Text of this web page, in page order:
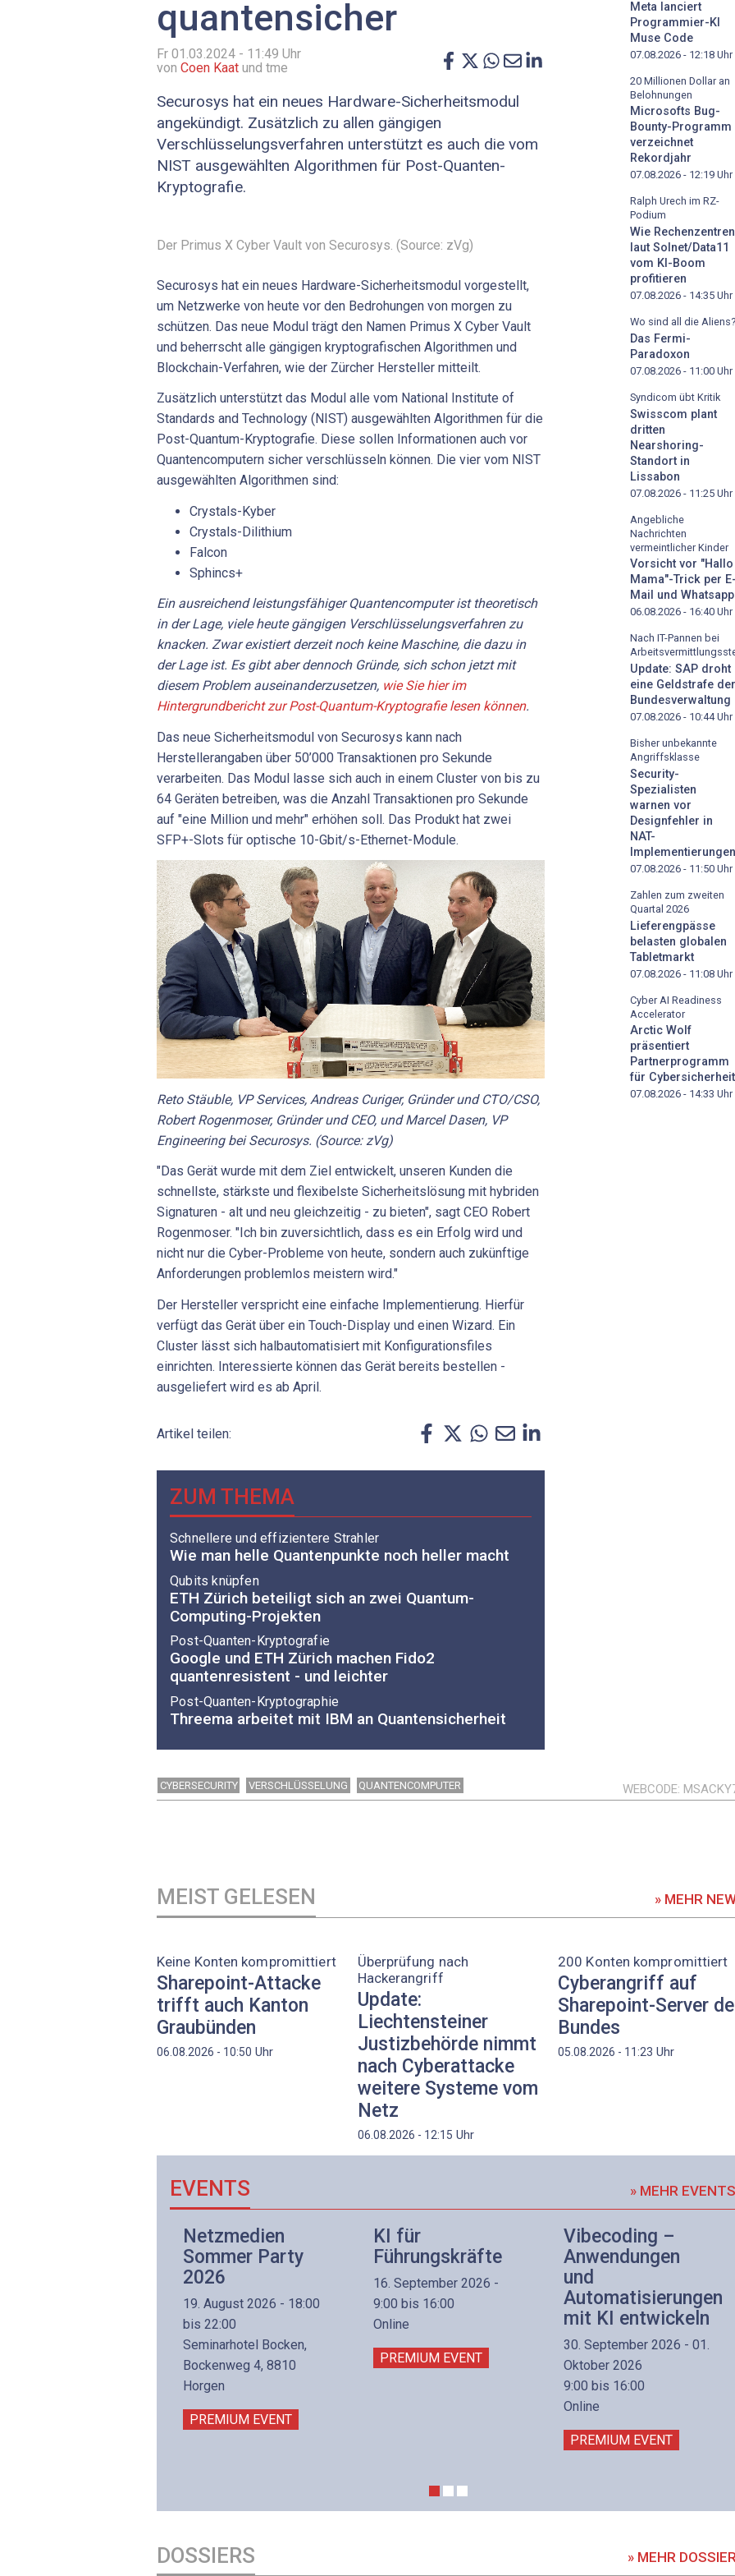
quantensicher
Fr 01.03.2024 - 11:49 Uhr
von Coen Kaat und tme
Securosys hat ein neues Hardware-Sicherheitsmodul
angekündigt. Zusätzlich zu allen gängigen
Verschlüsselungsverfahren unterstützt es auch die vom
NIST ausgewählten Algorithmen für Post-Quanten-
Kryptografie.
Der Primus X Cyber Vault von Securosys. (Source: zVg)
Securosys hat ein neues Hardware-Sicherheitsmodul vorgestellt,
um Netzwerke von heute vor den Bedrohungen von morgen zu
schützen. Das neue Modul trägt den Namen Primus X Cyber Vault
und beherrscht alle gängigen kryptografischen Algorithmen und
Blockchain-Verfahren, wie der Zürcher Hersteller mitteilt.
Zusätzlich unterstützt das Modul alle vom National Institute of
Standards and Technology (NIST) ausgewählten Algorithmen für die
Post-Quantum-Kryptografie. Diese sollen Informationen auch vor
Quantencomputern sicher verschlüsseln können. Die vier vom NIST
ausgewählten Algorithmen sind:
Crystals-Kyber
Crystals-Dilithium
Falcon
Sphincs+
Ein ausreichend leistungsfähiger Quantencomputer ist theoretisch
in der Lage, viele heute gängigen Verschlüsselungsverfahren zu
knacken. Zwar existiert derzeit noch keine Maschine, die dazu in
der Lage ist. Es gibt aber dennoch Gründe, sich schon jetzt mit
diesem Problem auseinanderzusetzen, wie Sie hier im
Hintergrundbericht zur Post-Quantum-Kryptografie lesen können.
Das neue Sicherheitsmodul von Securosys kann nach
Herstellerangaben über 50’000 Transaktionen pro Sekunde
verarbeiten. Das Modul lasse sich auch in einem Cluster von bis zu
64 Geräten betreiben, was die Anzahl Transaktionen pro Sekunde
auf "eine Million und mehr" erhöhen soll. Das Produkt hat zwei
SFP+-Slots für optische 10-Gbit/s-Ethernet-Module.
Reto Stäuble, VP Services, Andreas Curiger, Gründer und CTO/CSO,
Robert Rogenmoser, Gründer und CEO, und Marcel Dasen, VP
Engineering bei Securosys. (Source: zVg)
"Das Gerät wurde mit dem Ziel entwickelt, unseren Kunden die
schnellste, stärkste und flexibelste Sicherheitslösung mit hybriden
Signaturen - alt und neu gleichzeitig - zu bieten", sagt CEO Robert
Rogenmoser. "Ich bin zuversichtlich, dass es ein Erfolg wird und
nicht nur die Cyber-Probleme von heute, sondern auch zukünftige
Anforderungen problemlos meistern wird."
Der Hersteller verspricht eine einfache Implementierung. Hierfür
verfügt das Gerät über ein Touch-Display und einen Wizard. Ein
Cluster lässt sich halbautomatisiert mit Konfigurationsfiles
einrichten. Interessierte können das Gerät bereits bestellen -
ausgeliefert wird es ab April.
Artikel teilen:
ZUM THEMA
Schnellere und effizientere Strahler
Wie man helle Quantenpunkte noch heller macht
Qubits knüpfen
ETH Zürich beteiligt sich an zwei Quantum-
Computing-Projekten
Post-Quanten-Kryptografie
Google und ETH Zürich machen Fido2
quantenresistent - und leichter
Post-Quanten-Kryptographie
Threema arbeitet mit IBM an Quantensicherheit
Meta lanciert
Programmier-KI
Muse Code
07.08.2026 - 12:18 Uhr
20 Millionen Dollar an
Belohnungen
Microsofts Bug-
Bounty-Programm
verzeichnet
Rekordjahr
07.08.2026 - 12:19 Uhr
Ralph Urech im RZ-
Podium
Wie Rechenzentren
laut Solnet/Data11
vom KI-Boom
profitieren
07.08.2026 - 14:35 Uhr
Wo sind all die Aliens?
Das Fermi-
Paradoxon
07.08.2026 - 11:00 Uhr
Syndicom übt Kritik
Swisscom plant
dritten
Nearshoring-
Standort in
Lissabon
07.08.2026 - 11:25 Uhr
Angebliche
Nachrichten
vermeintlicher Kinder
Vorsicht vor "Hallo
Mama"-Trick per
Mail und Whatsapp
06.08.2026 - 16:40 Uhr
Nach IT-Pannen bei
Update: SAP droht
eine Geldstrafe der
Bundesverwaltung
07.08.2026 - 10:44Uhr
Bisher unbekannte
Angriffsklasse
Security-
Spezialisten
warnen vor
Designfehler in
NAT-
Implementierungen
07.08.2026 - 11:50 Uhr
Zahlen zum zweiten
Quartal 2026
Lieferengpässe
belasten globalen
Tabletmarkt
07.08.2026 - 11:08 Uhr
Cyber AI Readiness
Accelerator
Arctic Wolf
präsentiert
Partnerprogramm
für Cybersicherheit
07.08.2026 - 14:33 Uhr
CYBERSECURITY VERSCHLÜSSELUNG QUANTENCOMPUTER WEBCODE
MEIST GELESEN » MEHR
Keine Konten kompromittiert
Sharepoint-Attacke
trifft auch Kanton
Graubünden
06.08.2026 - 10:50 Uhr
Überprüfung nach
Hackerangriff
Update:
Liechtensteiner
Justizbehörde nimmt
nach Cyberattacke
weitere Systeme vom
Netz
06.08.2026 - 12:15 Uhr
200 Konten kompromittiert
Cyberangriff auf
Sharepoint-Server
Bundes
05.08.2026 - 11:23 Uhr
EVENTS » MEHR
Netzmedien
Sommer Party
2026
19. August 2026 - 18:00
bis 22:00
Seminarhotel Bocken,
Bockenweg 4, 8810
Horgen
PREMIUM EVENT
KI für
Führungskräfte
16. September 2026 -
9:00 bis 16:00
Online
PREMIUM EVENT
Vibecoding –
Anwendungen
und
Automatisierungen
mit KI entwickeln
30. September 2026 - 01.
Oktober 2026
9:00 bis 16:00
Online
PREMIUM EVENT
DOSSIERS » MEHR